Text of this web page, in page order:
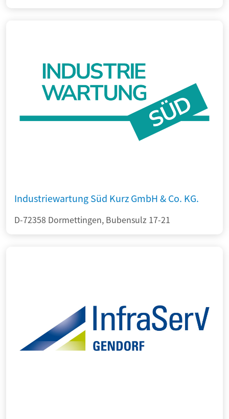
Industriewartung Süd Kurz GmbH & Co. KG.
D-72358 Dormettingen, Bubensulz 17-21